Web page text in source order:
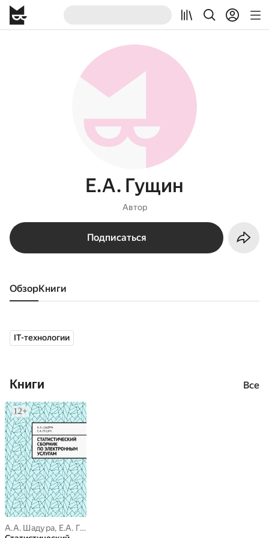
Е.А. Гущин
Автор
Подписаться
Обзор книги
IT-технологии
Книги Все
А.А. Шадура, Е.А. Гущин